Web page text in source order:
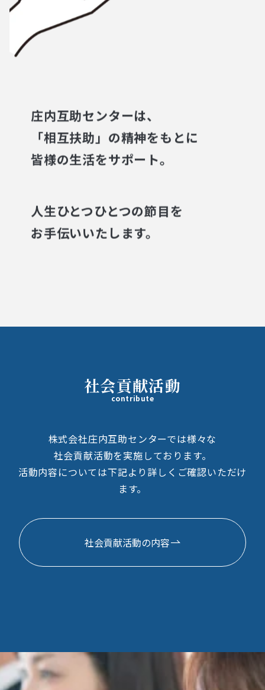
庄内互助センターは、
「相互扶助」の精神をもとに
皆様の生活をサポート。
人生ひとつひとつの節目を
お手伝いいたします。
社会貢献活動
contribute
株式会社庄内互助センターでは様々な
社会貢献活動を実施しております。
活動内容については下記より詳しくご確認いただけ
ます。
社会貢献活動の内容